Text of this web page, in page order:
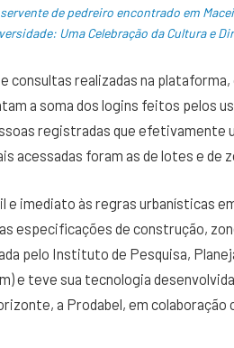
de pedreiro encontrado em
Uma Celebração da Cultura e
consultas realizadas na
a soma dos logins feitos pelos
registradas que efetivamente
acessadas foram as de lotes e de
e imediato às regras urbanísticas
especificações de construção,
pelo Instituto de Pesquisa,
e teve sua tecnologia
a Prodabel, em colaboração